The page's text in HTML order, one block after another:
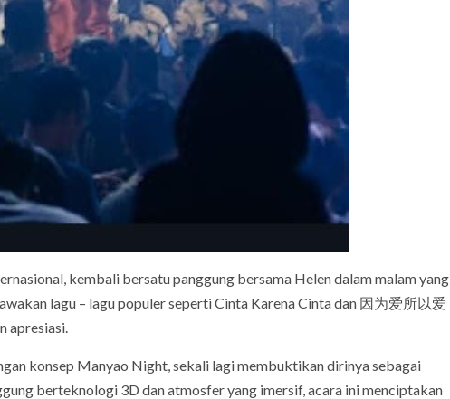
kembali bersatu panggung bersama Helen dalam malam yang
lagu – lagu populer seperti Cinta Karena Cinta dan 因为爱所以爱
apresiasi.
konsep Manyao Night, sekali lagi membuktikan dirinya sebagai
berteknologi 3D dan atmosfer yang imersif, acara ini menciptakan